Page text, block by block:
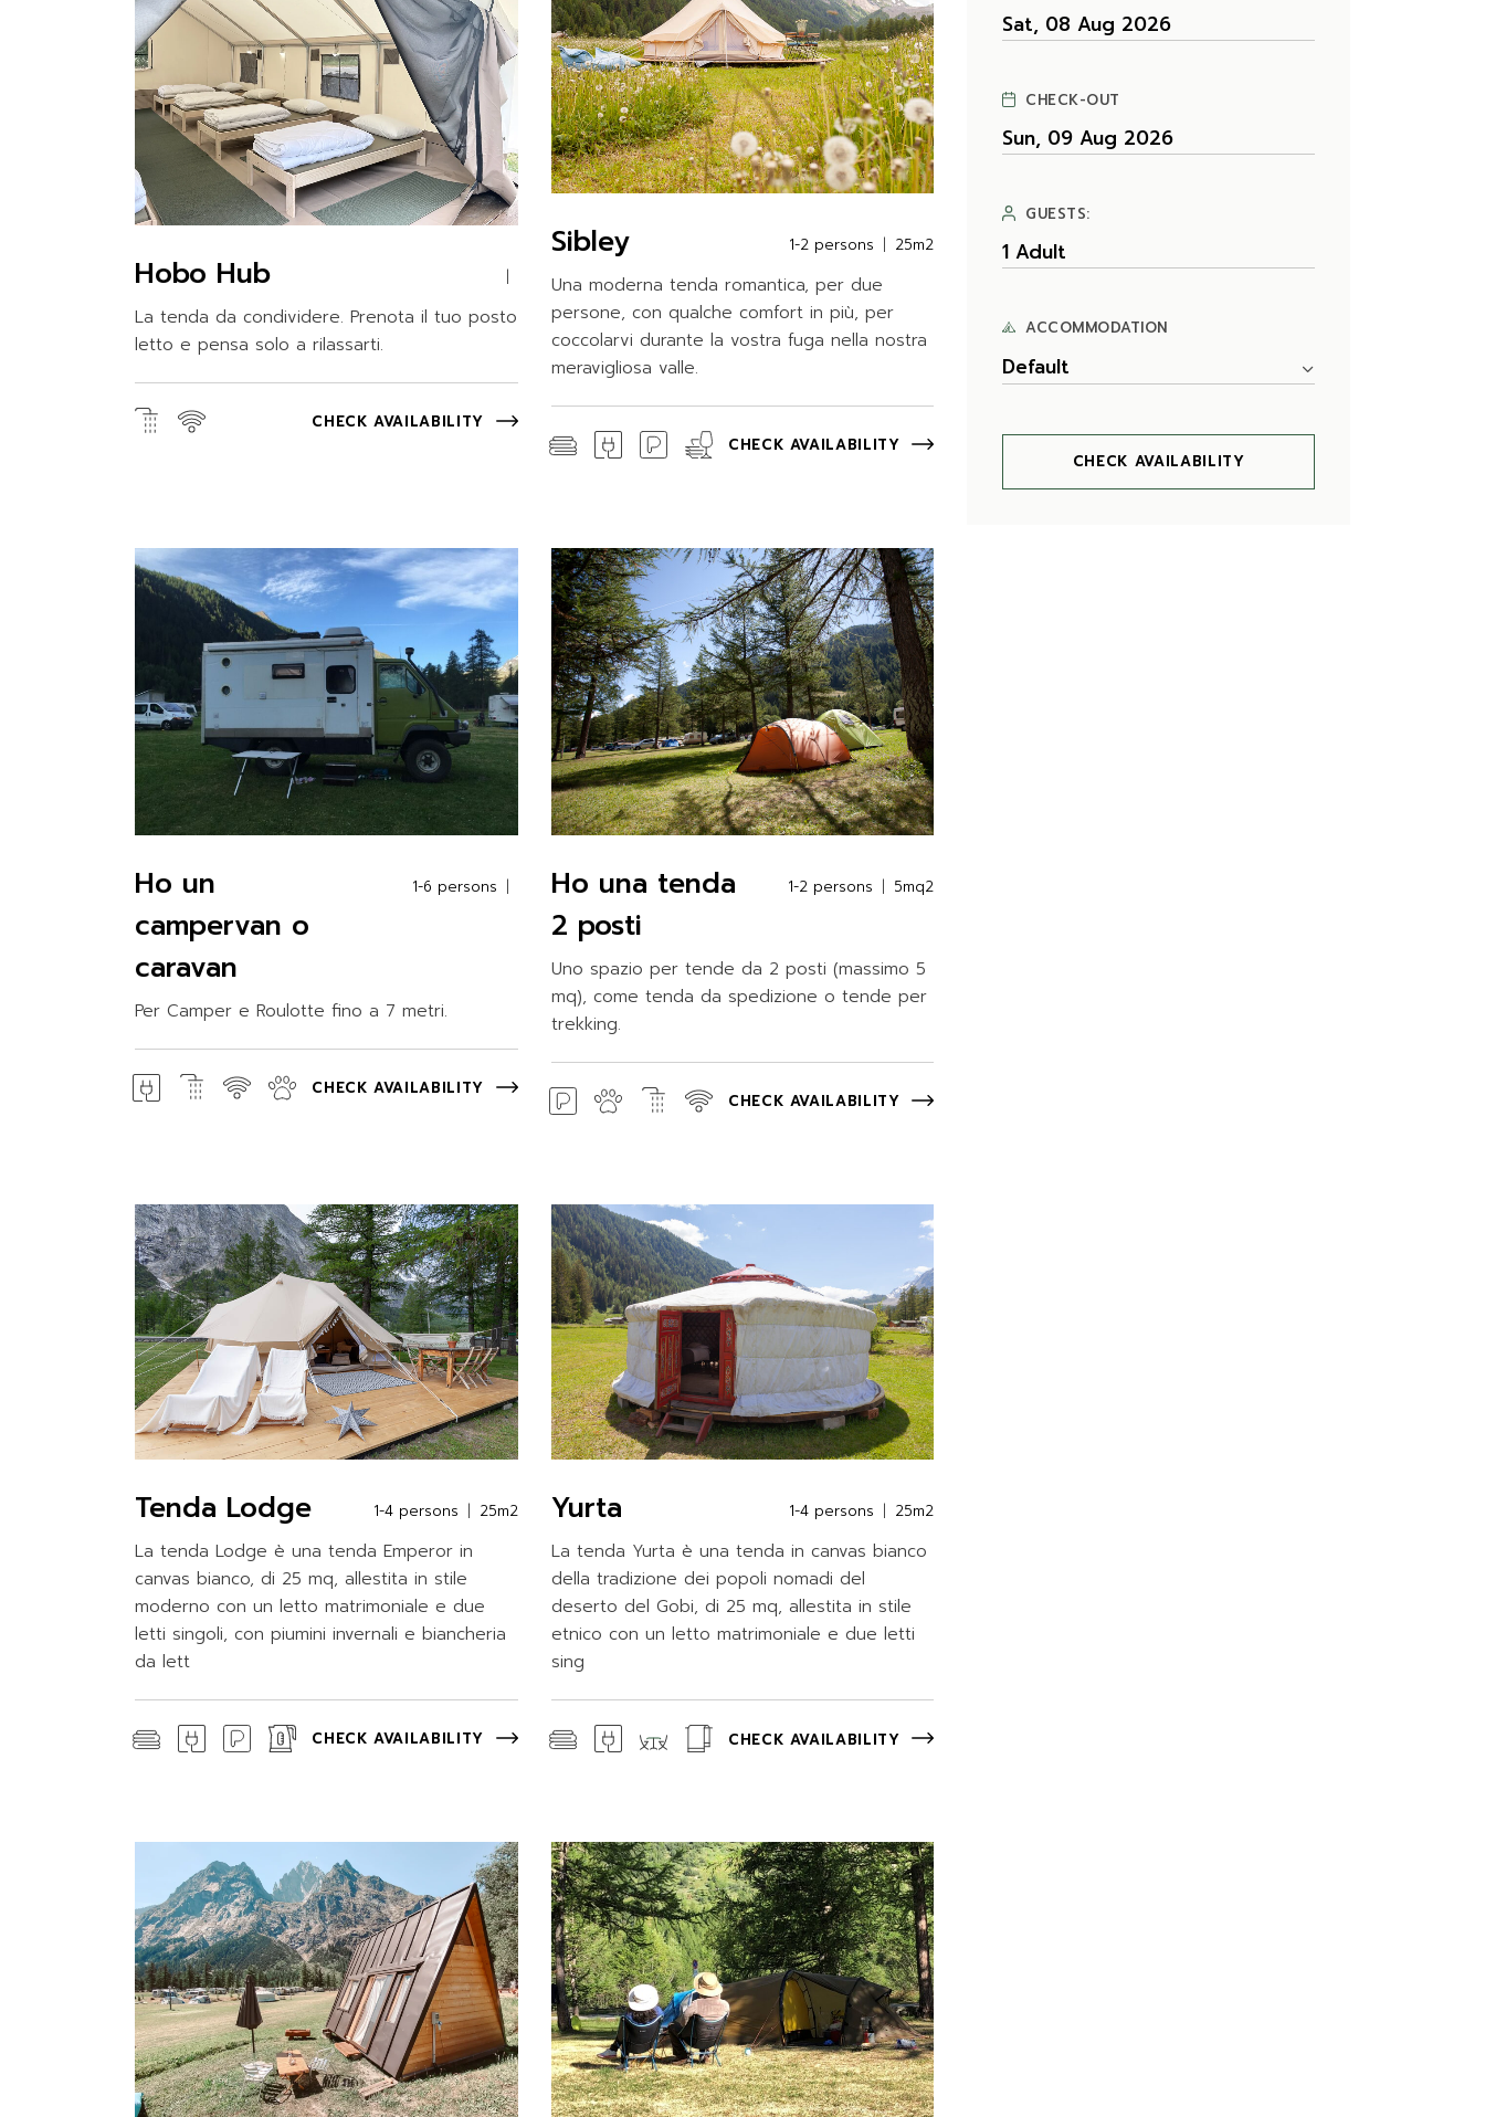
Hobo Hub
La tenda da condividere. Prenota il tuo posto
letto e pensa solo a rilassarti.
CHECK AVAILABILITY
Sibley 1-2 persons 25m2
Una moderna tenda romantica, per due
persone, con qualche comfort in più, per
coccolarvi durante la vostra fuga nella nostra
meravigliosa valle.
CHECK AVAILABILITY
Ho un
campervan o
caravan
1-6 persons
Per Camper e Roulotte fino a 7 metri.
CHECK AVAILABILITY
Ho una tenda
2 posti
1-2 persons 5mq2
Uno spazio per tende da 2 posti (massimo 5
mq), come tenda da spedizione o tende per
trekking.
CHECK AVAILABILITY
Tenda Lodge 1-4 persons 25m2
La tenda Lodge è una tenda Emperor in
canvas bianco, di 25 mq, allestita in stile
moderno con un letto matrimoniale e due
letti singoli, con piumini invernali e biancheria
da lett
CHECK AVAILABILITY
Yurta 1-4 persons 25m2
La tenda Yurta è una tenda in canvas bianco
della tradizione dei popoli nomadi del
deserto del Gobi, di 25 mq, allestita in stile
etnico con un letto matrimoniale e due letti
sing
CHECK AVAILABILITY
CHECK-OUT
GUESTS:
ACCOMMODATION
Default
CHECK AVAILABILITY